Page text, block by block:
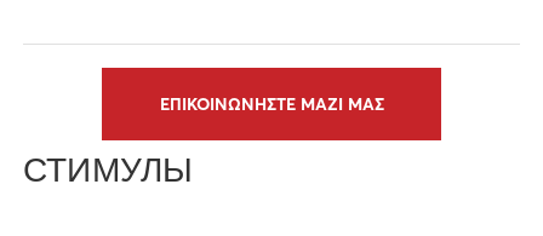
ΕΠΙΚΟΙΝΩΝΗΣΤΕ ΜΑΖΙ ΜΑΣ
СТИМУЛЫ